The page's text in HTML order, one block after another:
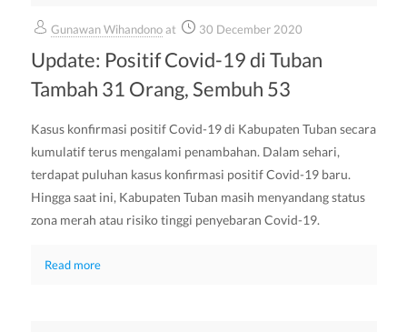
Gunawan Wihandono at 30 December 2020
Update: Positif Covid-19 di Tuban
Tambah 31 Orang, Sembuh 53
Kasus konfirmasi positif Covid-19 di Kabupaten Tuban secara
kumulatif terus mengalami penambahan. Dalam sehari,
terdapat puluhan kasus konfirmasi positif Covid-19 baru.
Hingga saat ini, Kabupaten Tuban masih menyandang status
zona merah atau risiko tinggi penyebaran Covid-19.
Read more